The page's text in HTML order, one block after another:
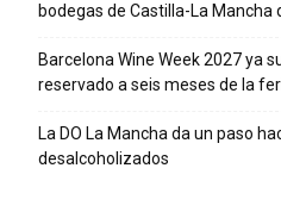
bodegas de Castilla-La Mancha
Barcelona Wine Week 2027 ya
reservado a seis meses de la
La DO La Mancha da un paso
desalcoholizados